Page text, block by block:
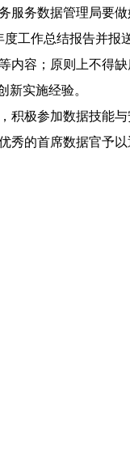
务数据管理局要做
工作总结报告并报
内容；原则上不得
实施经验。
极参加数据技能与
秀的首席数据官予